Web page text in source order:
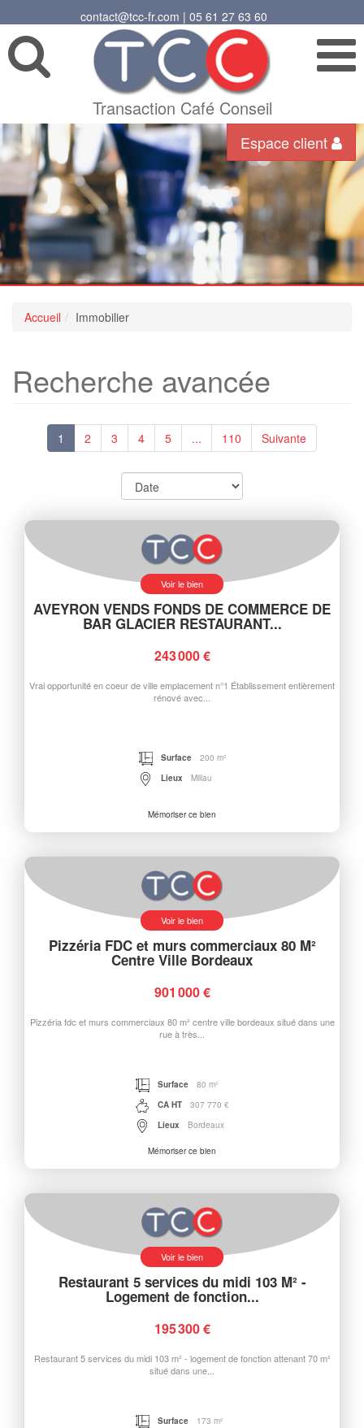
contact@tcc-fr.com | 05 61 27 63 60
Transaction Café Conseil
Espace client
Accueil Immobilier
Recherche avancée
1 2 3 4 5 ... 110 Suivante
Voir le bien
AVEYRON VENDS FONDS DE COMMERCE DE
BAR GLACIER RESTAURANT...
243 000 €
Vrai opportunité en coeur de ville emplacement n°1 Établissement entièrement
rénové avec...
Surface
200 m²
Lieux
Millau
Mémoriser ce bien
Voir le bien
Pizzéria FDC et murs commerciaux 80 M²
Centre Ville Bordeaux
901 000 €
Pizzéria fdc et murs commerciaux 80 m² centre ville bordeaux situé dans une
rue à très...
Surface
80 m²
CA HT
307 770 €
Lieux
Bordeaux
Mémoriser ce bien
Voir le bien
Restaurant 5 services du midi 103 M² -
Logement de fonction...
195 300 €
Restaurant 5 services du midi 103 m² - logement de fonction attenant 70 m²
situé dans une...
Surface
173 m²